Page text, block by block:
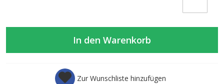
In den Warenkorb
Zur Wunschliste hinzufügen